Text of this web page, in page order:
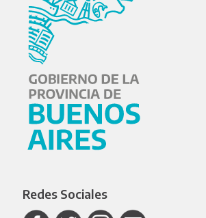
Redes Sociales